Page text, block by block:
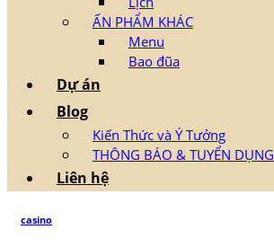
ẤN PHẨM KHÁC
Menu
Bao đũa
Dự án
Blog
Kiến Thức và Ý Tưởng
THÔNG BÁO & TUYỂN DỤNG
Liên hệ
casino